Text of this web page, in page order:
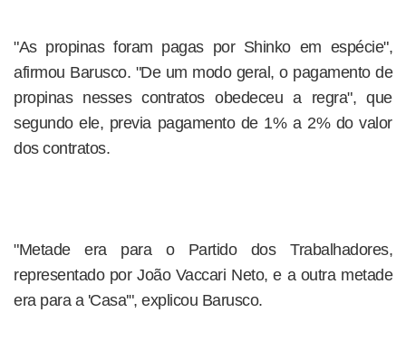
"As propinas foram pagas por Shinko em espécie",
afirmou Barusco. "De um modo geral, o pagamento de
propinas nesses contratos obedeceu a regra", que
segundo ele, previa pagamento de 1% a 2% do valor
dos contratos.
"Metade era para o Partido dos Trabalhadores,
representado por João Vaccari Neto, e a outra metade
era para a 'Casa'", explicou Barusco.